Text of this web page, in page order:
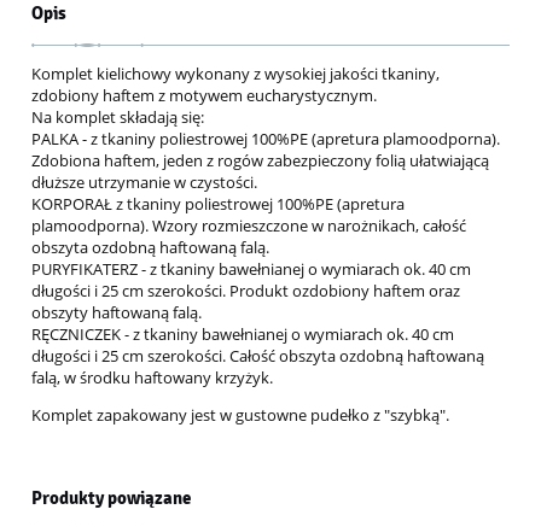
Opis
Komplet kielichowy wykonany z wysokiej jakości tkaniny,
zdobiony haftem z motywem eucharystycznym.
Na komplet składają się:
PALKA - z tkaniny poliestrowej 100%PE (apretura plamoodporna).
Zdobiona haftem, jeden z rogów zabezpieczony folią ułatwiającą
dłuższe utrzymanie w czystości.
KORPORAŁ z tkaniny poliestrowej 100%PE (apretura
plamoodporna). Wzory rozmieszczone w narożnikach, całość
obszyta ozdobną haftowaną falą.
PURYFIKATERZ - z tkaniny bawełnianej o wymiarach ok. 40 cm
długości i 25 cm szerokości. Produkt ozdobiony haftem oraz
obszyty haftowaną falą.
RĘCZNICZEK - z tkaniny bawełnianej o wymiarach ok. 40 cm
długości i 25 cm szerokości. Całość obszyta ozdobną haftowaną
falą, w środku haftowany krzyżyk.
Komplet zapakowany jest w gustowne pudełko z "szybką".
Produkty powiązane